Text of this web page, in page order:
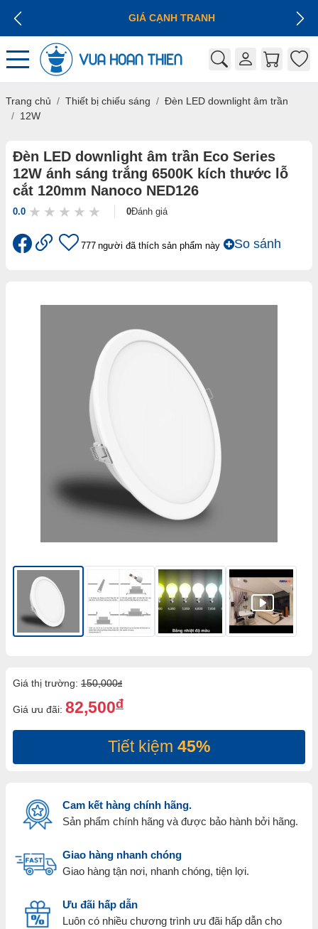
GIÁ CẠNH TRANH
Trang chủ Thiết bị chiếu sáng
Đèn LED downlight âm trần
12W
Đèn LED downlight âm trần Eco Series
12W ánh sáng trắng 6500K kích thước lỗ
cắt 120mm Nanoco NED126
0.0 0Đánh giá
777 người đã thích sản phẩm này So sánh
Giá thị trường: 150,000đ
Giá ưu đãi: 82,500đ
Tiết kiệm 45%
Cam kết hàng chính hãng.
Sản phẩm chính hãng và được bảo hành bởi hãng.
Giao hàng nhanh chóng
Giao hàng tận nơi, nhanh chóng, tiện lợi.
Ưu đãi hấp dẫn
Luôn có nhiều chương trình ưu đãi hấp dẫn cho